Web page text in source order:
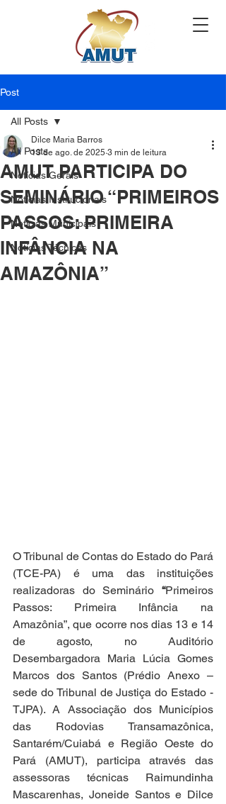
Post
All Posts
Notícias Gerais
Notícias Institucionais
Notícias Municipais
Notícias Técnicas
All Posts
AMUT PARTICIPA DO
SEMINÁRIO “PRIMEIROS
PASSOS: PRIMEIRA
INFÂNCIA NA
AMAZÔNIA”
Dilce Maria Barros
13 de ago. de 2025 3 min de leitura
O Tribunal de Contas do Estado do Pará
(TCE-PA) é uma das instituições
realizadoras do Seminário “Primeiros
Passos: Primeira Infância na
Amazônia”, que ocorre nos dias 13 e 14
de agosto, no Auditório
Desembargadora Maria Lúcia Gomes
Marcos dos Santos (Prédio Anexo –
sede do Tribunal de Justiça do Estado -
TJPA). A Associação dos Municípios
das Rodovias Transamazônica,
Santarém/Cuiabá e Região Oeste do
Pará (AMUT), participa através das
assessoras técnicas Raimundinha
Mascarenhas, Joneide Santos e Dilce